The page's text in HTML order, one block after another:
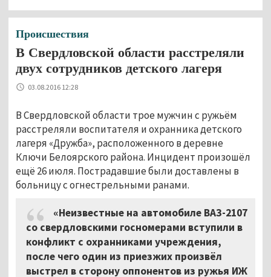
Происшествия
В Свердловской области расстреляли
двух сотрудников детского лагеря
03.08.2016 12:28
В Свердловской области трое мужчин с ружьём
расстреляли воспитателя и охранника детского
лагеря «Дружба», расположенного в деревне
Ключи Белоярского района. Инцидент произошёл
ещё 26 июля. Пострадавшие были доставлены в
больницу с огнестрельными ранами.
«Неизвестные на автомобиле ВАЗ-2107
со свердловскими госномерами вступили в
конфликт с охранниками учреждения,
после чего один из приезжих произвёл
выстрел в сторону оппонентов из ружья ИЖ